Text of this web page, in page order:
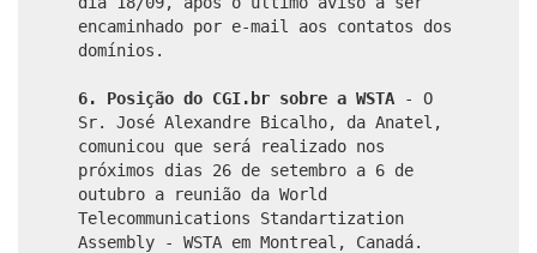
encaminhado por e-mail aos contatos dos
domínios.
6. Posição do CGI.br sobre a WSTA
- O
Sr. José Alexandre Bicalho, da Anatel,
comunicou que será realizado nos
próximos dias 26 de setembro a 6 de
outubro a reunião da World
Telecommunications Standartization
Assembly - WSTA em Montreal, Canadá.